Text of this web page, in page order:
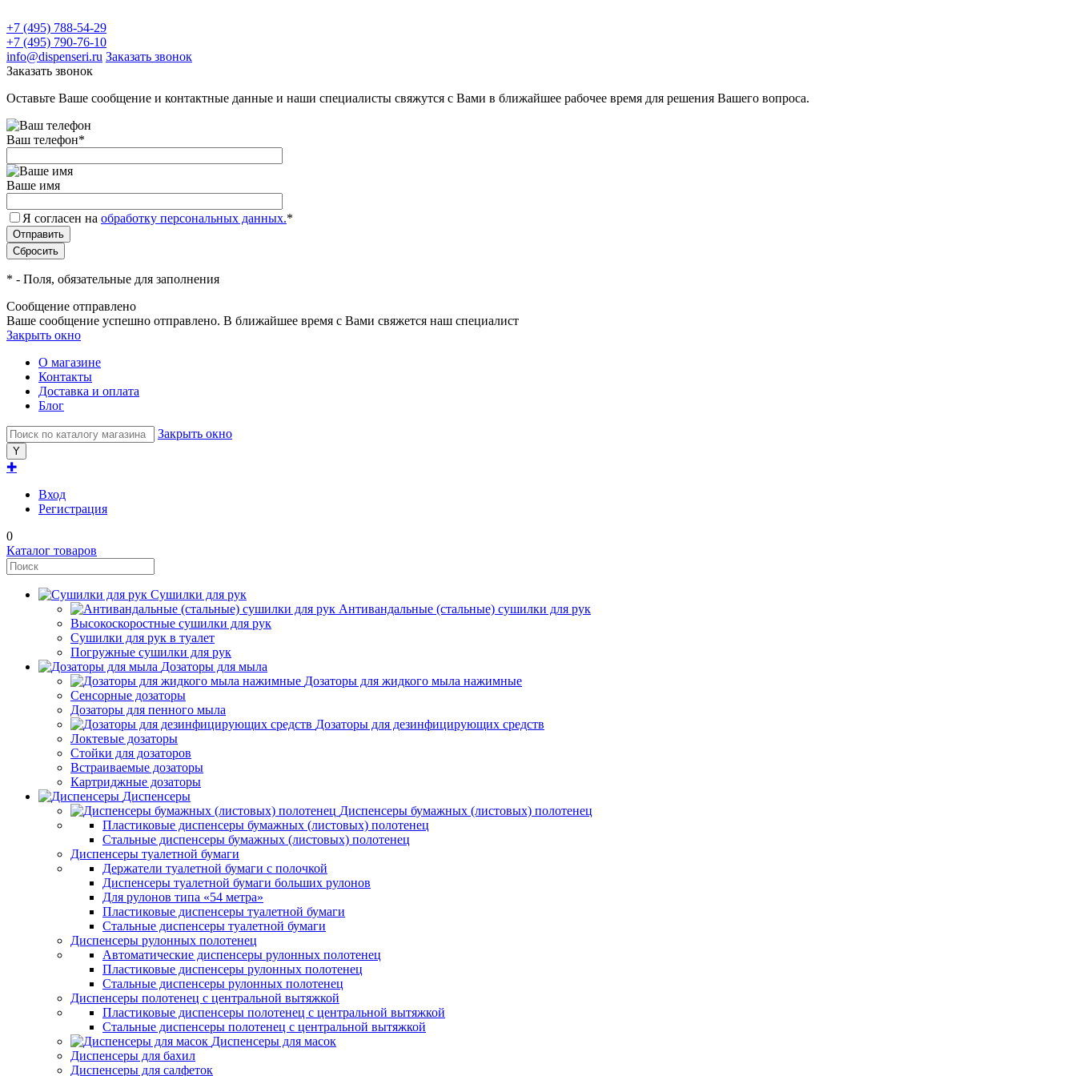
+7 (495) 788-54-29
+7 (495) 790-76-10
info@dispenseri.ru Заказать звонок
Заказать звонок
Оставьте Ваше сообщение и контактные данные и наши специалисты свяжутся с Вами в ближайшее рабочее время для решения Вашего вопроса.
Ваш телефон*
Ваше имя
Я согласен на обработку персональных данных.*
* - Поля, обязательные для заполнения
Сообщение отправлено
Ваше сообщение успешно отправлено. В ближайшее время с Вами свяжется наш специалист
Закрыть окно
О магазине
Контакты
Доставка и оплата
Блог
Закрыть окно
✚
Вход
Регистрация
0
Каталог товаров
Сушилки для рук
Антивандальные (стальные) сушилки для рук
Высокоскоростные сушилки для рук
Сушилки для рук в туалет
Погружные сушилки для рук
Дозаторы для мыла
Дозаторы для жидкого мыла нажимные
Сенсорные дозаторы
Дозаторы для пенного мыла
Дозаторы для дезинфицирующих средств
Локтевые дозаторы
Стойки для дозаторов
Встраиваемые дозаторы
Картриджные дозаторы
Диспенсеры
Диспенсеры бумажных (листовых) полотенец
Пластиковые диспенсеры бумажных (листовых) полотенец
Стальные диспенсеры бумажных (листовых) полотенец
Диспенсеры туалетной бумаги
Держатели туалетной бумаги с полочкой
Диспенсеры туалетной бумаги больших рулонов
Для рулонов типа «54 метра»
Пластиковые диспенсеры туалетной бумаги
Стальные диспенсеры туалетной бумаги
Диспенсеры рулонных полотенец
Автоматические диспенсеры рулонных полотенец
Пластиковые диспенсеры рулонных полотенец
Стальные диспенсеры рулонных полотенец
Диспенсеры полотенец с центральной вытяжкой
Пластиковые диспенсеры полотенец с центральной вытяжкой
Стальные диспенсеры полотенец с центральной вытяжкой
Диспенсеры для масок
Диспенсеры для бахил
Диспенсеры для салфеток